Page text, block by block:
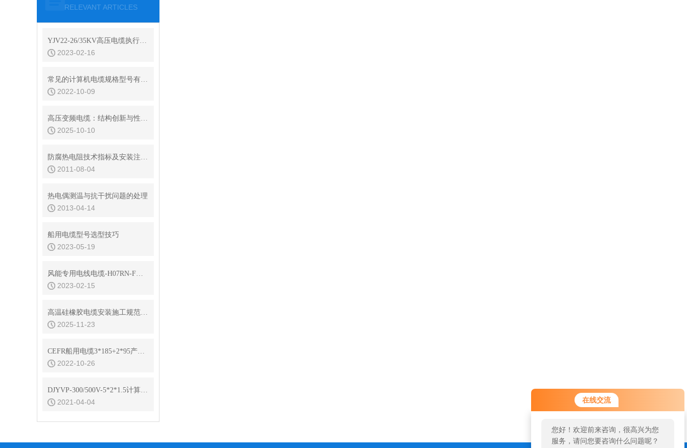
在线交流
您好！欢迎前来咨询，很高兴为您
服务，请问您要咨询什么问题呢？
RELEVANT ARTICLES
YJV22-26/35KV高压电缆执行标准及实验项目
2023-02-16
常见的计算机电缆规格型号有哪些？
2022-10-09
高压变频电缆：结构创新与性能突破的工业动力纽带
2025-10-10
防腐热电阻技术指标及安装注意事项
2011-08-04
热电偶测温与抗干扰问题的处理
2013-04-14
船用电缆型号选型技巧
2023-05-19
风能专用电线电缆-H07RN-F橡套电缆
2023-02-15
高温硅橡胶电缆安装施工规范与技巧
2025-11-23
CEFR船用电缆3*185+2*95产品结构参数
2022-10-26
DJYVP-300/500V-5*2*1.5计算机电缆型号参数
2021-04-04